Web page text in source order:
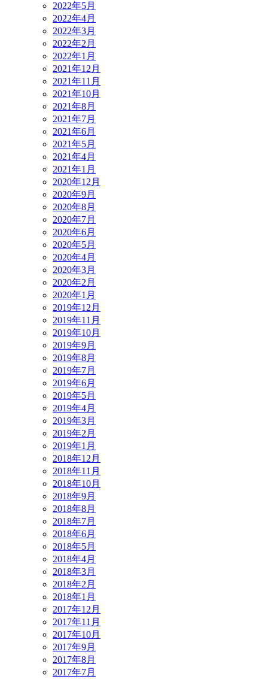
2022年5月
2022年4月
2022年3月
2022年2月
2022年1月
2021年12月
2021年11月
2021年10月
2021年8月
2021年7月
2021年6月
2021年5月
2021年4月
2021年1月
2020年12月
2020年9月
2020年8月
2020年7月
2020年6月
2020年5月
2020年4月
2020年3月
2020年2月
2020年1月
2019年12月
2019年11月
2019年10月
2019年9月
2019年8月
2019年7月
2019年6月
2019年5月
2019年4月
2019年3月
2019年2月
2019年1月
2018年12月
2018年11月
2018年10月
2018年9月
2018年8月
2018年7月
2018年6月
2018年5月
2018年4月
2018年3月
2018年2月
2018年1月
2017年12月
2017年11月
2017年10月
2017年9月
2017年8月
2017年7月